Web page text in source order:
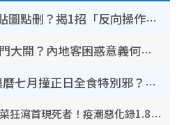
WhatsApp預設貼圖點刪？揭1招「反向操作」還原簡潔介面 附3步實測教學
香港山邊鐵閘邊門大開？內地客困惑意義何在！網民神回覆：呢種叫法理性防禦
鬼門開2026｜農曆七月撞正日全食特別邪？專家警告切忌做一事！揭4大禁忌+2招保平安
奪命寄生蟲｜食生菜狂瀉首現死者！疫潮惡化錄1.8萬宗病例 揭洗菜3大謬誤